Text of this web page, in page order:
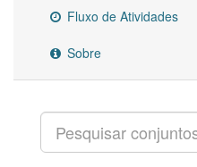
Fluxo de Atividades
Sobre